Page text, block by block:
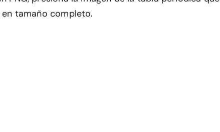
tamaño completo.